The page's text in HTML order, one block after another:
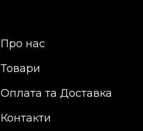
Про нас
Товари
Оплата та Доставка
Контакти